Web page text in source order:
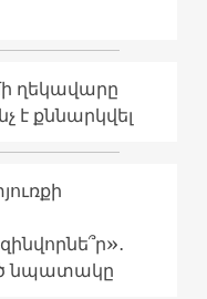
ղեկավարը
է քննարկվել
նպատակը